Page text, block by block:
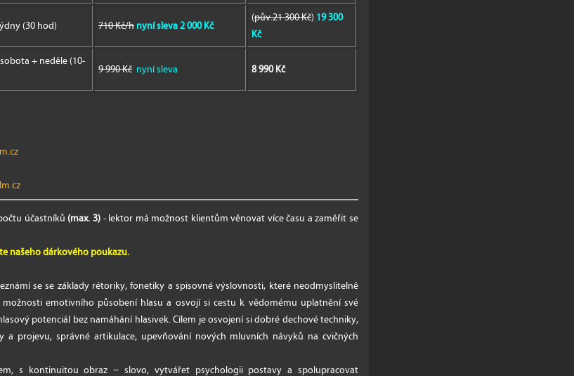
(30 hod) 710 Kč/hnyní sleva 2 000 Kč (pův.21 300 Kč) 19 300
Kč
+ neděle (10-
9 990 Kč nyní sleva 8 990 Kč
účastníků (max. 3)- lektor má možnost klientům věnovat více času a zaměřit se
našeho dárkového poukazu.
se se základy rétoriky, fonetiky a spisovné výslovnosti, které neodmyslitelně
emotivního působení hlasu a osvojí si cestu k vědomému uplatnění své
potenciál bez namáhání hlasivek. Cílem je osvojení si dobré dechové techniky,
a projevu, správné artikulace, upevňování nových mluvních návyků na cvičných
s kontinuitou obraz − slovo, vytvářet psychologii postavy a spolupracovat